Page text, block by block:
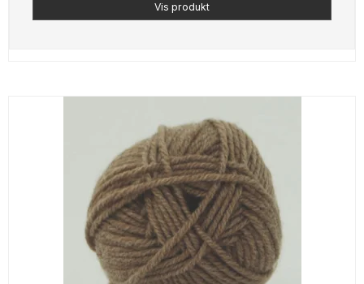
Vis produkt